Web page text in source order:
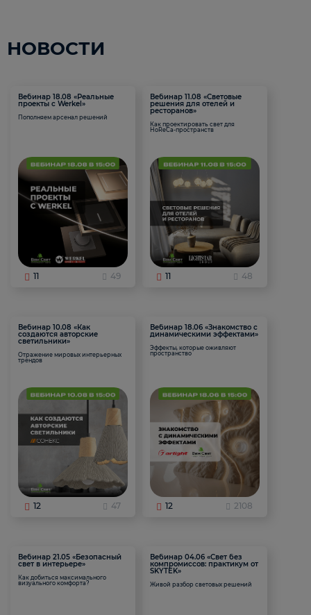
НОВОСТИ
Вебинар 18.08 «Реальные
проекты с Werkel»
Пополняем арсенал решений
11 49
Вебинар 11.08 «Световые
решения для отелей и
ресторанов»
Как проектировать свет для
HoReCa-пространств
11 48
Вебинар 10.08 «Как
создаются авторские
светильники»
Отражение мировых интерьерных
трендов
12 47
Вебинар 18.06 «Знакомство с
динамическими эффектами»
Эффекты, которые оживляют
пространство
12 2108
Вебинар 21.05 «Безопасный
свет в интерьере»
Как добиться максимального
визуального комфорта?
Вебинар 04.06 «Свет без
компромиссов: практикум от
SKYTEK»
Живой разбор световых решений